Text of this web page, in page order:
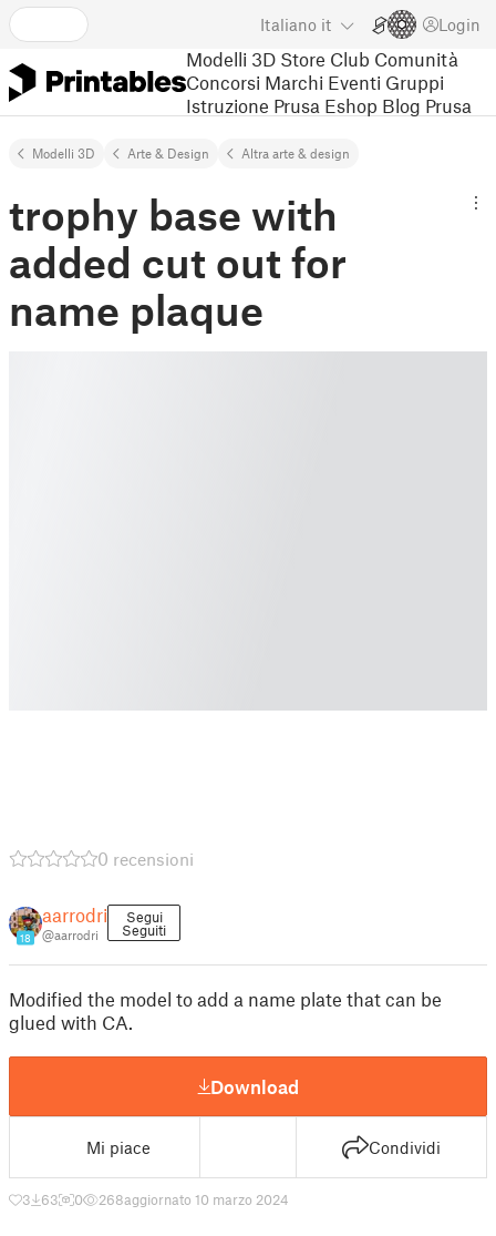
Italiano it Login
Modelli 3D Store Club Comunità
Concorsi Marchi Eventi Gruppi
Istruzione Prusa Eshop Blog Prusa
Modelli 3D Arte & Design Altra arte & design
trophy base with
added cut out for
name plaque
0 recensioni
18
aarrodri
@aarrodri
Segui
Seguiti
Modified the model to add a name plate that can be
glued with CA.
Download
Mi piace Condividi
3 63 0 268aggiornato 10 marzo 2024